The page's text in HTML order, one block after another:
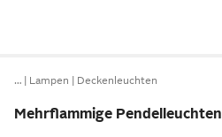
… Lampen Deckenleuchten
Mehrflammige Pendelleuchten